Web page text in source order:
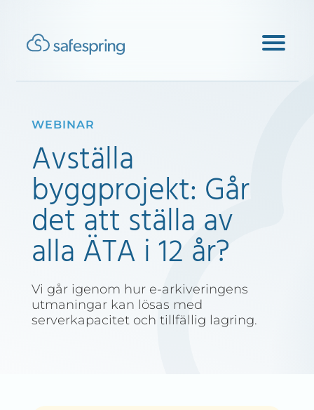
WEBINAR
Avställa
byggprojekt: Går
det att ställa av
alla ÄTA i 12 år?
Vi går igenom hur e-arkiveringens
utmaningar kan lösas med
serverkapacitet och tillfällig lagring.